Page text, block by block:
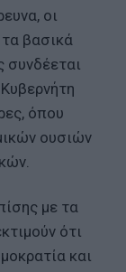
οι
βασικά
όπου
ουσιών
με τα
ότι
και